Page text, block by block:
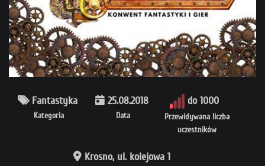
Kategoria
Fantastyka
Data
25.08.2018
Przewidywana liczba
uczestników
do 1000
Krosno, ul. kolejowa 1